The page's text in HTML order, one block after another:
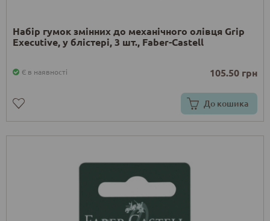
Набір гумок змінних до механічного олівця Grip
Executive, у блістері, 3 шт., Faber-Castell
Є в наявності 105.50 грн
До кошика